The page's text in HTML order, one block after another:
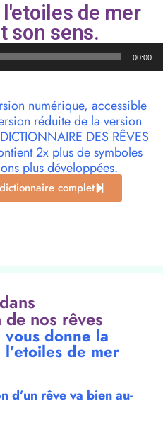
de mer
son sens.
00:00
numérique, accessible
réduite de la version
DES RÊVES
2x plus de symboles
plus développées.
complet
nos rêves
donne la
de mer
d’un rêve va bien au-